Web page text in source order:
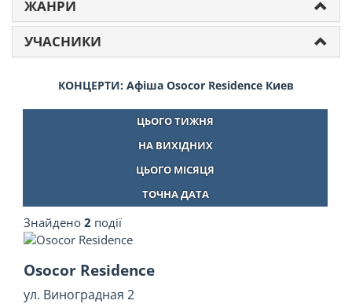
ЖАНРИ
УЧАСНИКИ
КОНЦЕРТИ: Афіша Osocor Residence Киев
ЦЬОГО ТИЖНЯ
НА ВИХІДНИХ
ЦЬОГО МІСЯЦЯ
ТОЧНА ДАТА
Знайдено 2 події
Osocor Residence
ул. Виноградная 2